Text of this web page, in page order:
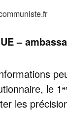
–
le 1 er
les